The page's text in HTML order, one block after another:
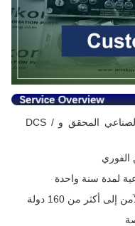
- التشغيل التشغيلي الصناعي المحقق و DCS /
لمدة سنة واحدة
أكثر من 160 دولة